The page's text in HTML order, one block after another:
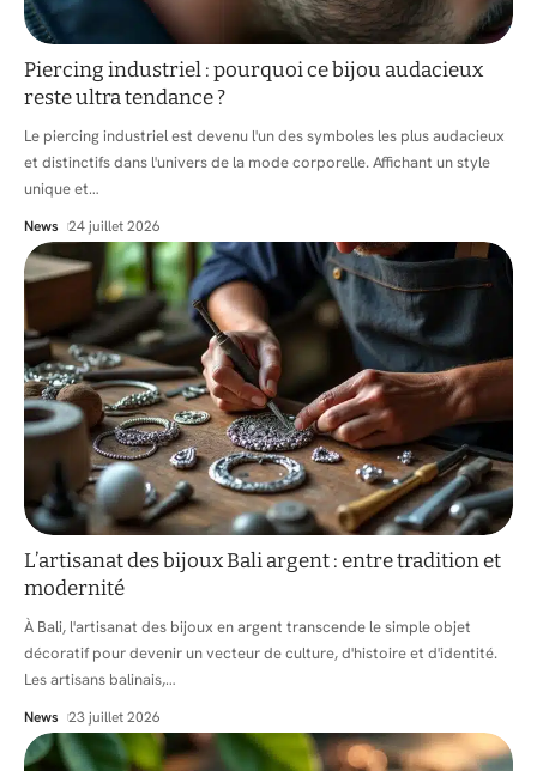
Piercing industriel : pourquoi ce bijou audacieux
reste ultra tendance ?
Le piercing industriel est devenu l'un des symboles les plus audacieux
et distinctifs dans l'univers de la mode corporelle. Affichant un style
unique et…
News 24 juillet 2026
L’artisanat des bijoux Bali argent : entre tradition et
modernité
À Bali, l'artisanat des bijoux en argent transcende le simple objet
décoratif pour devenir un vecteur de culture, d'histoire et d'identité.
Les artisans balinais,…
News 23 juillet 2026